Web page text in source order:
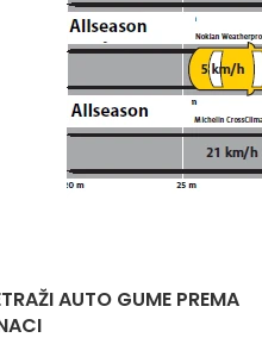
AUTO GUME PREMA